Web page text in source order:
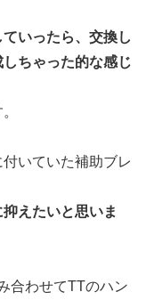
いったら、交換し
ちゃった的な感じ
いていた補助ブレ
えたいと思いま
合わせてTTのハン